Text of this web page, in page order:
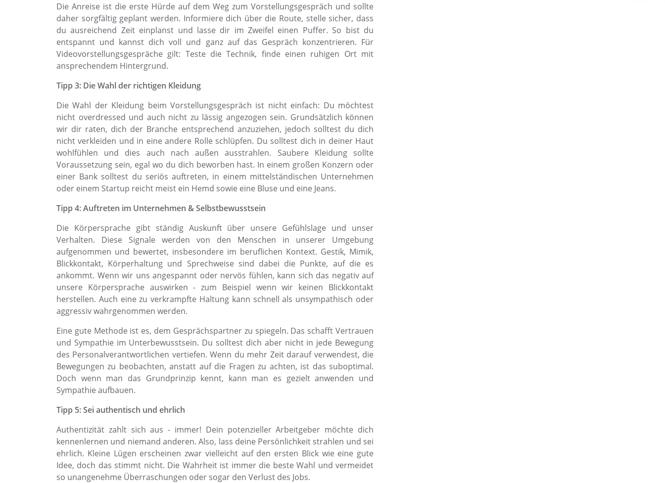
Die Anreise ist die erste Hürde auf dem Weg zum Vorstellungsgespräch und sollte
daher sorgfältig geplant werden. Informiere dich über die Route, stelle sicher, dass
du ausreichend Zeit einplanst und lasse dir im Zweifel einen Puffer. So bist du
entspannt und kannst dich voll und ganz auf das Gespräch konzentrieren. Für
Videovorstellungsgespräche gilt: Teste die Technik, finde einen ruhigen Ort mit
ansprechendem Hintergrund.
Tipp 3: Die Wahl der richtigen Kleidung
Die Wahl der Kleidung beim Vorstellungsgespräch ist nicht einfach: Du möchtest
nicht overdressed und auch nicht zu lässig angezogen sein. Grundsätzlich können
wir dir raten, dich der Branche entsprechend anzuziehen, jedoch solltest du dich
nicht verkleiden und in eine andere Rolle schlüpfen. Du solltest dich in deiner Haut
wohlfühlen und dies auch nach außen ausstrahlen. Saubere Kleidung sollte
Voraussetzung sein, egal wo du dich beworben hast. In einem großen Konzern oder
einer Bank solltest du seriös auftreten, in einem mittelständischen Unternehmen
oder einem Startup reicht meist ein Hemd sowie eine Bluse und eine Jeans.
Tipp 4: Auftreten im Unternehmen & Selbstbewusstsein
Die Körpersprache gibt ständig Auskunft über unsere Gefühlslage und unser
Verhalten. Diese Signale werden von den Menschen in unserer Umgebung
aufgenommen und bewertet, insbesondere im beruflichen Kontext. Gestik, Mimik,
Blickkontakt, Körperhaltung und Sprechweise sind dabei die Punkte, auf die es
ankommt. Wenn wir uns angespannt oder nervös fühlen, kann sich das negativ auf
unsere Körpersprache auswirken - zum Beispiel wenn wir keinen Blickkontakt
herstellen. Auch eine zu verkrampfte Haltung kann schnell als unsympathisch oder
aggressiv wahrgenommen werden.
Eine gute Methode ist es, dem Gesprächspartner zu spiegeln. Das schafft Vertrauen
und Sympathie im Unterbewusstsein. Du solltest dich aber nicht in jede Bewegung
des Personalverantwortlichen vertiefen. Wenn du mehr Zeit darauf verwendest, die
Bewegungen zu beobachten, anstatt auf die Fragen zu achten, ist das suboptimal.
Doch wenn man das Grundprinzip kennt, kann man es gezielt anwenden und
Sympathie aufbauen.
Tipp 5: Sei authentisch und ehrlich
Authentizität zahlt sich aus - immer! Dein potenzieller Arbeitgeber möchte dich
kennenlernen und niemand anderen. Also, lass deine Persönlichkeit strahlen und sei
ehrlich. Kleine Lügen erscheinen zwar vielleicht auf den ersten Blick wie eine gute
Idee, doch das stimmt nicht. Die Wahrheit ist immer die beste Wahl und vermeidet
so unangenehme Überraschungen oder sogar den Verlust des Jobs.